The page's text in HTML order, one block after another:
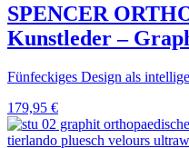
SPENCER
Kunstleder –
Fünfeckiges Design als
179,95 €